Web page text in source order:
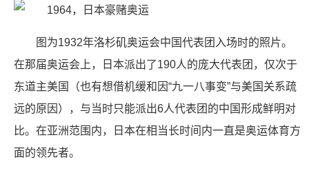
图为1932年洛杉矶奥运会中国代表团入场时的照片。
在那届奥运会上，日本派出了190人的庞大代表团，仅次于
东道主美国（也有想借机缓和因“九一八事变”与美国关系疏
远的原因），与当时只能派出6人代表团的中国形成鲜明对
比。在亚洲范围内，日本在相当长时间内一直是奥运体育方
面的领先者。